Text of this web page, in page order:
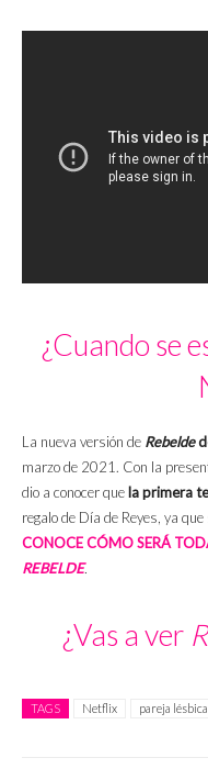
¿Cuando se
La nueva versión de Rebelde
marzo de 2021. Con la
dio a conocer que la primera
regalo de Día de Reyes, ya
CONOCE CÓMO SERÁ
REBELDE.
¿Vas a ver
TAGS Netflix pareja lésbica